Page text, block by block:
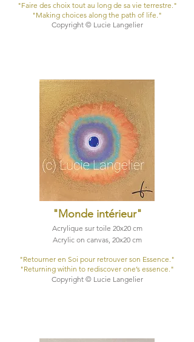
"Faire des choix tout au long de sa vie terrestre."​
"Making choices along the path of life."​
Copyright © Lucie Langelier
"Monde intérieur"
Acrylique sur toile 20x20 cm
Acrylic on canvas, 20x20 cm
"Retourner en Soi pour retrouver son Essence."​
"Returning within to rediscover one’s essence."​
Copyright © Lucie Langelier